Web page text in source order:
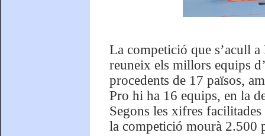
La competició que s’acull
reuneix els millors equips
procedents de 17 països,
Pro hi ha 16 equips, en la
Segons les xifres
la competició mourà 2.500